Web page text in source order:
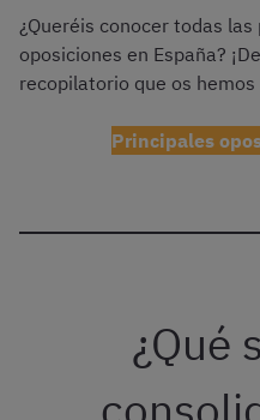
¿Queréis conocer todas
oposiciones en España?
recopilatorio que os
Principales
¿Qué